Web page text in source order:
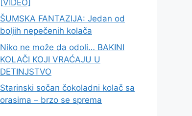
[VIDEO]
ŠUMSKA FANTAZIJA: Jedan od
boljih nepečenih kolača
Niko ne može da odoli… BAKINI
KOLAČI KOJI VRAĆAJU U
DETINJSTVO
Starinski sočan čokoladni kolač sa
orasima – brzo se sprema